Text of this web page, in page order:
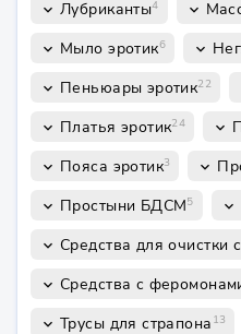
keyboard_arrow_down Лубриканты4 keyboard_arrow_down
keyboard_arrow_down Мыло эротик6 keyboard_arrow_down
keyboard_arrow_down Пеньюары эротик22
keyboard_arrow_down Платья эротик24 keyboard_arrow_down
keyboard_arrow_down Пояса эротик3 keyboard_arrow_down
keyboard_arrow_down Простыни БДСМ5 keyboard_arrow_down
keyboard_arrow_down Средства для очистки
keyboard_arrow_down Средства с
keyboard_arrow_down Трусы для страпона 13